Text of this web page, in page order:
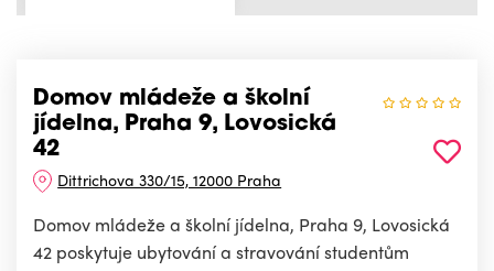
Domov mládeže a školní
jídelna, Praha 9, Lovosická
42
Dittrichova 330/15, 12000 Praha
Domov mládeže a školní jídelna, Praha 9, Lovosická
42 poskytuje ubytování a stravování studentům